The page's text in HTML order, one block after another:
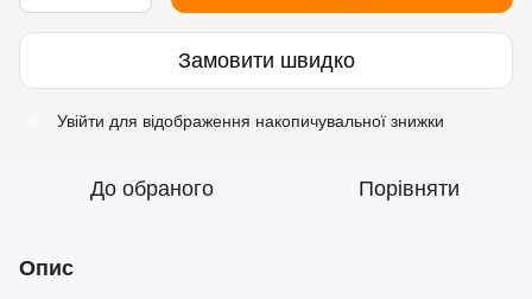
Замовити швидко
Увійти для відображення накопичувальної знижки
До обраного Порівняти
Опис